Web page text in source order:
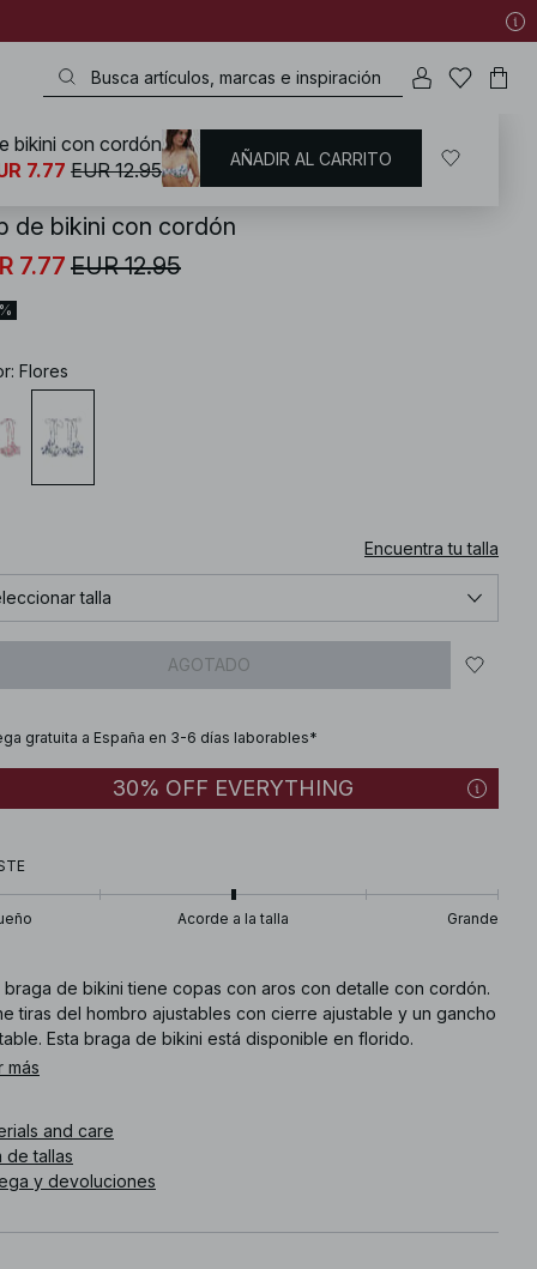
Bañadores / Bikinis Partes de arriba de bikini / Underwire Bikinis
de bikini con cordón
7.77 EUR 12.95
: Flores
Encuentra tu talla
talla
AGOTADO
gratuita a España en 3-6 días laborables*
30% OFF EVERYTHING
Acorde a la talla Grande
braga de bikini tiene copas con aros con detalle con cordón.
tiras del hombro ajustables con cierre ajustable y un gancho
Esta braga de bikini está disponible en florido.
más
and care
de tallas
y devoluciones
bikini con cordón
7.77 EUR 12.95 AÑADIR AL CARRITO